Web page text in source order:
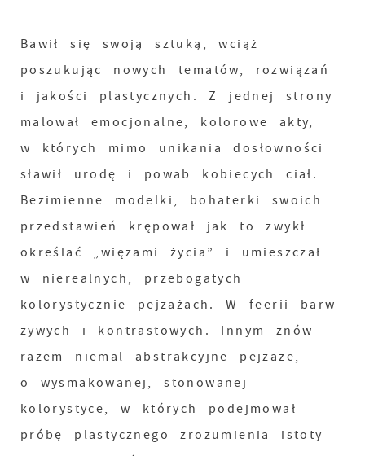
Bawił się swoją sztuką, wciąż
poszukując nowych tematów, rozwiązań
i jakości plastycznych. Z jednej strony
malował emocjonalne, kolorowe akty,
w których mimo unikania dosłowności
sławił urodę i powab kobiecych ciał.
Bezimienne modelki, bohaterki swoich
przedstawień krępował jak to zwykł
określać „więzami życia” i umieszczał
w nierealnych, przebogatych
kolorystycznie pejzażach. W feerii barw
żywych i kontrastowych. Innym znów
razem niemal abstrakcyjne pejzaże,
o wysmakowanej, stonowanej
kolorystyce, w których podejmował
próbę plastycznego zrozumienia istoty